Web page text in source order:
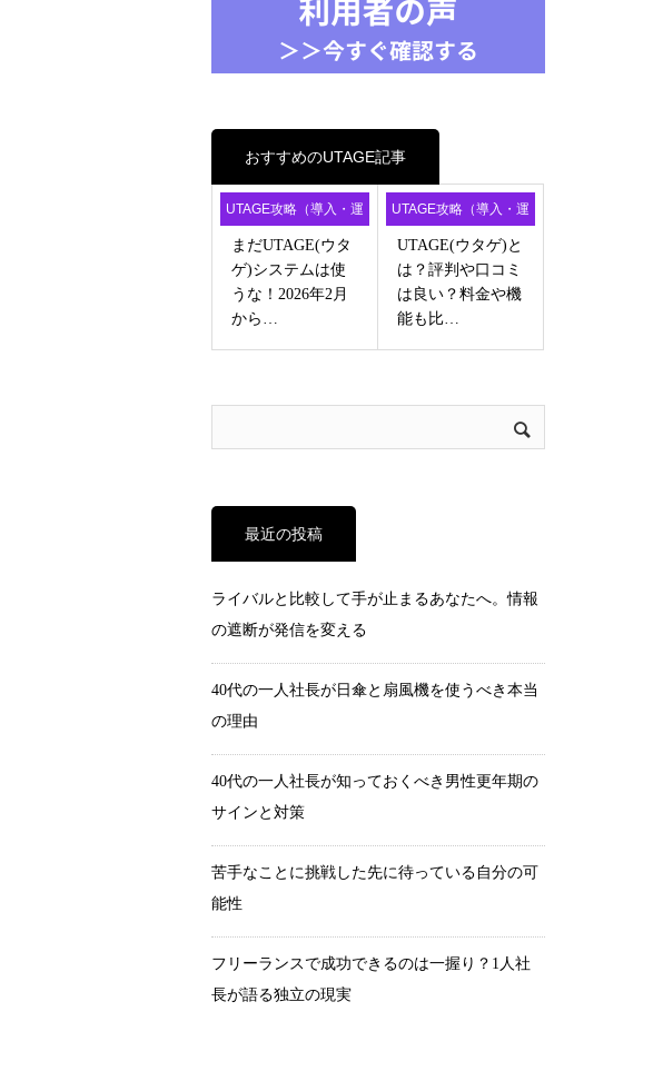
おすすめのUTAGE記事
UTAGE攻略（導入・運
用・アフィ）
まだUTAGE(ウタ
ゲ)システムは使
うな！2026年2月
から…
UTAGE攻略（導入・運
用・アフィ）
UTAGE(ウタゲ)と
は？評判や口コミ
は良い？料金や機
能も比…
最近の投稿
ライバルと比較して手が止まるあなたへ。情報
の遮断が発信を変える
40代の一人社長が日傘と扇風機を使うべき本当
の理由
40代の一人社長が知っておくべき男性更年期の
サインと対策
苦手なことに挑戦した先に待っている自分の可
能性
フリーランスで成功できるのは一握り？1人社
長が語る独立の現実